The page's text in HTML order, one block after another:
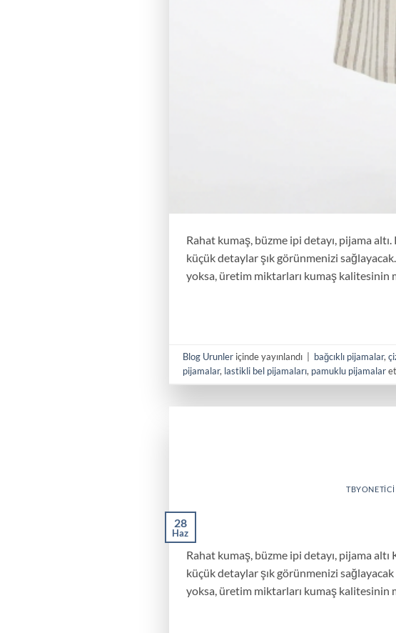
Rahat kumaş, büzme ipi detayı, pijama
küçük detaylar şık görünmenizi
yoksa, üretim miktarları kumaş kalitesinin
Blog Urunler içinde yayınlandı bağcıklı pijamalar,
pijamalar, lastikli bel pijamaları, pamuklu pijamalar
TBYONETICI
28
Haz
Rahat kumaş, büzme ipi detayı, pijama
küçük detaylar şık görünmenizi
yoksa, üretim miktarları kumaş kalitesinin